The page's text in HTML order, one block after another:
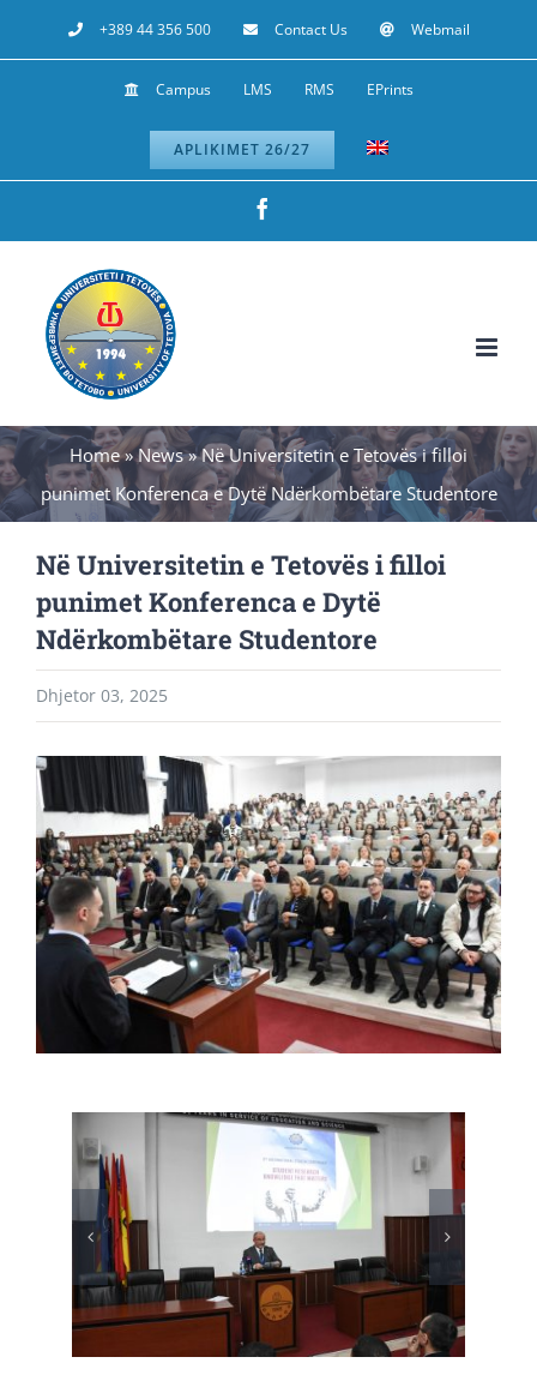
to
+389 44 356 500 Contact Us Webmail
Campus LMS RMS EPrints
APLIKIMET 26/27
Home»News»Në Universitetin e Tetovës i filloi
punimet Konferenca e Dytë Ndërkombëtare Studentore
Në Universitetin e Tetovës i filloi
punimet Konferenca e Dytë
Ndërkombëtare Studentore
Dhjetor 03, 2025
View
Larger
Image